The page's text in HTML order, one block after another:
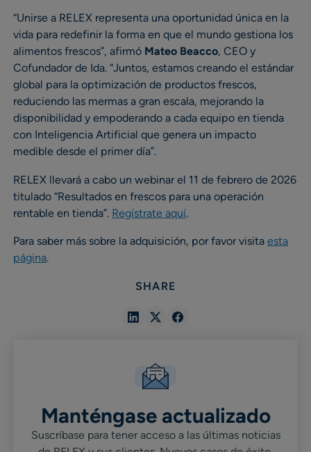
“Unirse a RELEX representa una oportunidad única en la
vida para redefinir la forma en que el mundo gestiona los
alimentos frescos”, afirmó Mateo Beacco, CEO y
Cofundador de Ida. “Juntos, estamos creando el estándar
global para la optimización de productos frescos,
reduciendo las mermas a gran escala, mejorando la
disponibilidad y empoderando a cada equipo en tienda
con Inteligencia Artificial que genera un impacto
medible desde el primer día”.
RELEX llevará a cabo un webinar el 11 de febrero de 2026
titulado “Resultados en frescos para una operación
rentable en tienda”. Regístrate aquí.
Para saber más sobre la adquisición, por favor visita esta
página.
SHARE
ShareShareShare
Manténgase actualizado
Suscríbase para tener acceso a las últimas noticias